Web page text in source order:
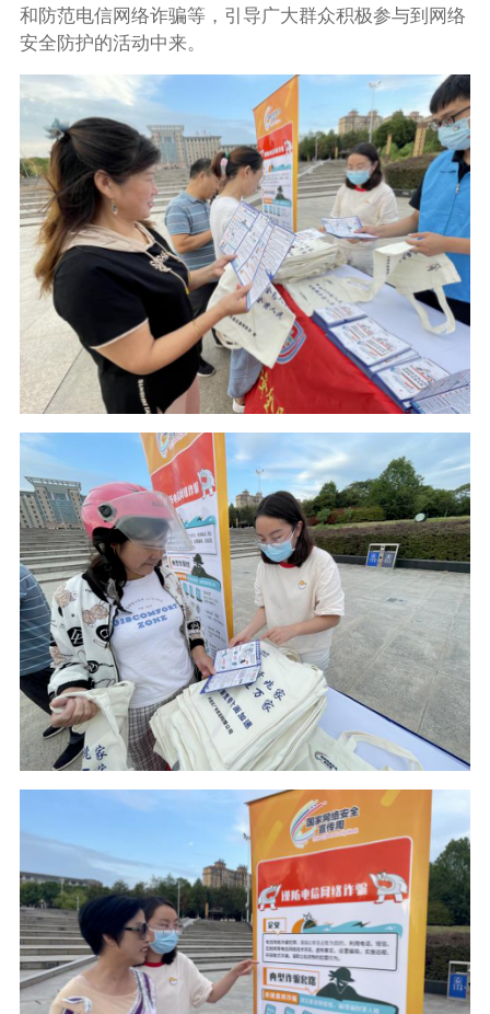
和防范电信网络诈骗等，引导广大群众积极参与到网络
安全防护的活动中来。